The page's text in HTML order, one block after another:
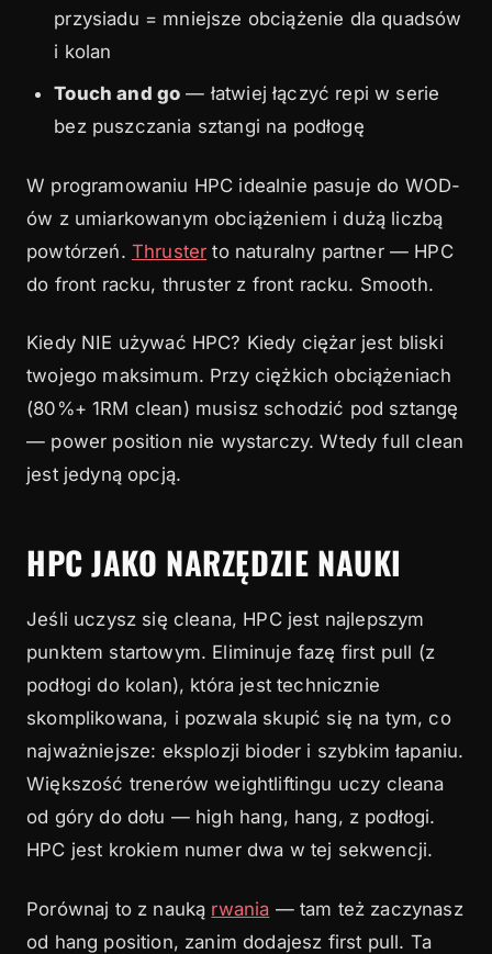
przysiadu = mniejsze obciążenie dla quadsów
i kolan
Touch and go — łatwiej łączyć repi w serie
bez puszczania sztangi na podłogę
W programowaniu HPC idealnie pasuje do WOD-
ów z umiarkowanym obciążeniem i dużą liczbą
powtórzeń. Thruster to naturalny partner — HPC
do front racku, thruster z front racku. Smooth.
Kiedy NIE używać HPC? Kiedy ciężar jest bliski
twojego maksimum. Przy ciężkich obciążeniach
(80%+ 1RM clean) musisz schodzić pod sztangę
— power position nie wystarczy. Wtedy full clean
jest jedyną opcją.
HPC JAKO NARZĘDZIE NAUKI
Jeśli uczysz się cleana, HPC jest najlepszym
punktem startowym. Eliminuje fazę first pull (z
podłogi do kolan), która jest technicznie
skomplikowana, i pozwala skupić się na tym, co
najważniejsze: eksplozji bioder i szybkim łapaniu.
Większość trenerów weightliftingu uczy cleana
od góry do dołu — high hang, hang, z podłogi.
HPC jest krokiem numer dwa w tej sekwencji.
Porównaj to z nauką rwania — tam też zaczynasz
od hang position, zanim dodajesz first pull. Ta